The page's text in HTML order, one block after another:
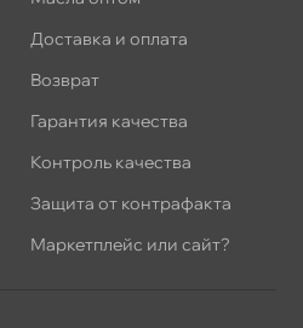
Доставка и оплата
озврат
Гарантия качества
Контроль качества
Защита от контрафакта
Маркетплейс или сайт?